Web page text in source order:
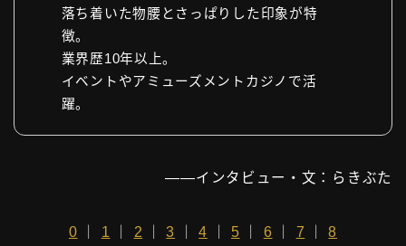
落ち着いた物腰とさっぱりした印象が特
徴。
業界歴10年以上。
イベントやアミューズメントカジノで活
躍。
——インタビュー・文：らきぶた
0 1 2 ｜3 ｜4 5 6 7 ｜8